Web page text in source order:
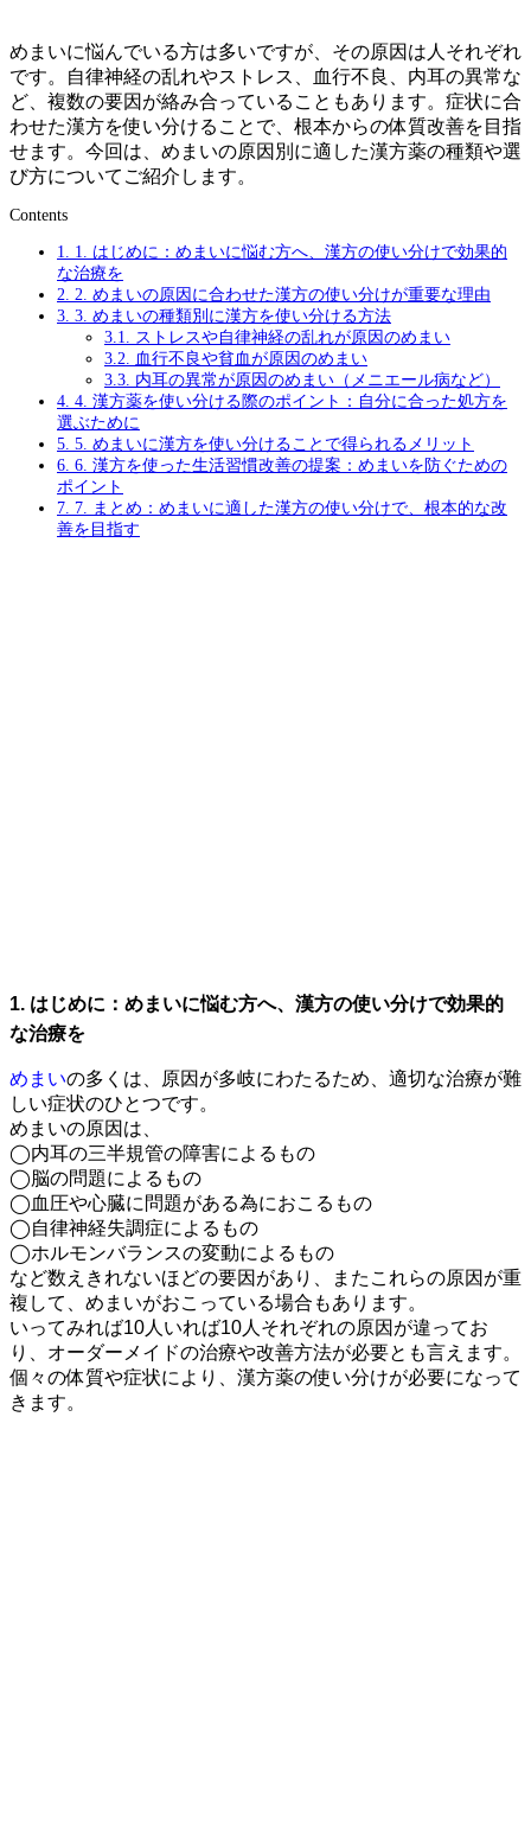
めまいに悩んでいる方は多いですが、その原因は人それぞれ
です。自律神経の乱れやストレス、血行不良、内耳の異常な
ど、複数の要因が絡み合っていることもあります。症状に合
わせた漢方を使い分けることで、根本からの体質改善を目指
せます。今回は、めまいの原因別に適した漢方薬の種類や選
び方についてご紹介します。
Contents
1. 1. はじめに：めまいに悩む方へ、漢方の使い分けで効果的
な治療を
2. 2. めまいの原因に合わせた漢方の使い分けが重要な理由
3. 3. めまいの種類別に漢方を使い分ける方法
3.1. ストレスや自律神経の乱れが原因のめまい
3.2. 血行不良や貧血が原因のめまい
3.3. 内耳の異常が原因のめまい（メニエール病など）
4. 4. 漢方薬を使い分ける際のポイント：自分に合った処方を
選ぶために
5. 5. めまいに漢方を使い分けることで得られるメリット
6. 6. 漢方を使った生活習慣改善の提案：めまいを防ぐための
ポイント
7. 7. まとめ：めまいに適した漢方の使い分けで、根本的な改
善を目指す
1. はじめに：めまいに悩む方へ、漢方の使い分けで効果的
な治療を
めまいの多くは、原因が多岐にわたるため、適切な治療が難
しい症状のひとつです。
めまいの原因は、
◯内耳の三半規管の障害によるもの
◯脳の問題によるもの
◯血圧や心臓に問題がある為におこるもの
◯自律神経失調症によるもの
◯ホルモンバランスの変動によるもの
など数えきれないほどの要因があり、またこれらの原因が重
複して、めまいがおこっている場合もあります。
いってみれば10人いれば10人それぞれの原因が違ってお
り、オーダーメイドの治療や改善方法が必要とも言えます。
個々の体質や症状により、漢方薬の使い分けが必要になって
きます。